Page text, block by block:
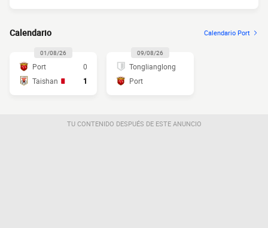
Calendario Calendario Port
01/08/26
Port
0
Taishan
1
09/08/26
Tonglianglong
Port
TU CONTENIDO DESPUÉS DE ESTE ANUNCIO